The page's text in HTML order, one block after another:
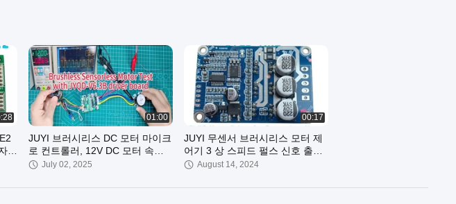
01:00
JUYI 브러시리스 DC 모터 마이크
로 컨트롤러, 12V DC 모터 속도
제어 IC JY02A
July 02, 2025
00:17
JUYI 무센서 브러시리스 모터 제
어기 3 상 스피드 펄스 신호 출력
모터 구동장치
August 14, 2024